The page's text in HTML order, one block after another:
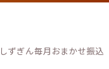
しずぎん毎月おまかせ振込